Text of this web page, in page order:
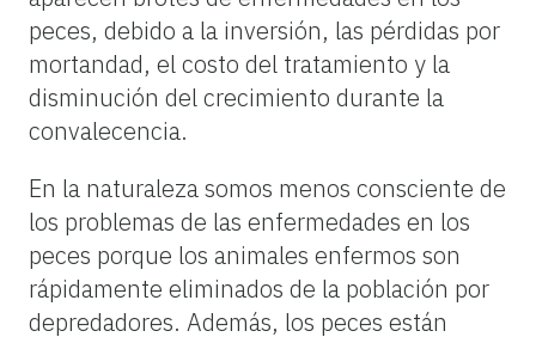
peces, debido a la inversión, las pérdidas por
mortandad, el costo del tratamiento y la
disminución del crecimiento durante la
convalecencia.
En la naturaleza somos menos consciente de
los problemas de las enfermedades en los
peces porque los animales enfermos son
rápidamente eliminados de la población por
depredadores. Además, los peces están